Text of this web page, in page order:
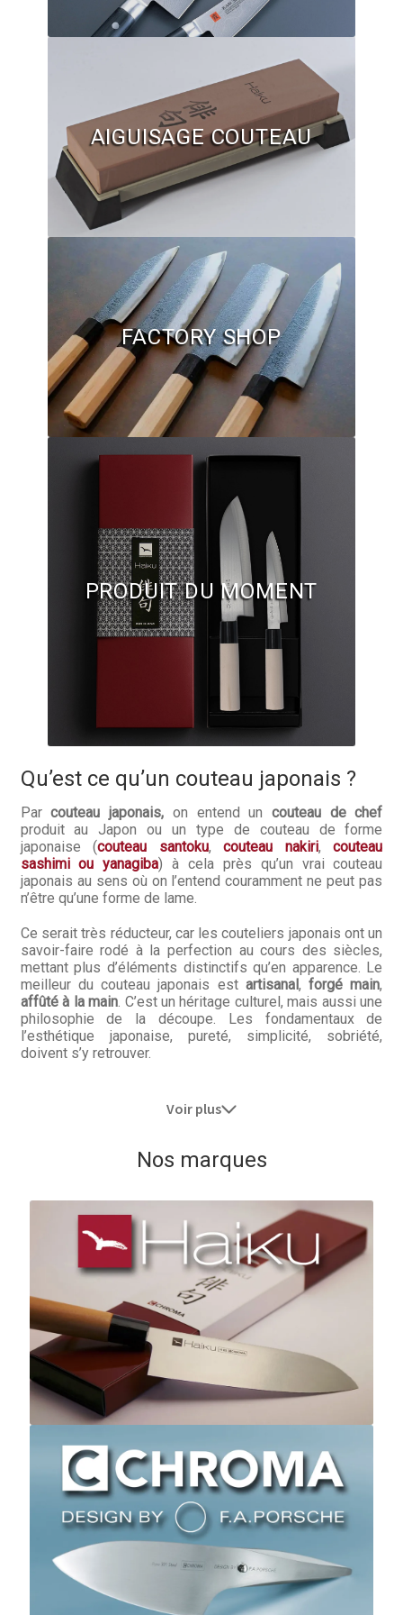
Mentions légales
Mon Compte
Partenaires
Politique de confidentialité
Politique en matière de remboursements et de retours
Questions / Réponses
Revue de presse
Téléchargements
Thank you for booking
Trouver mon magasin
AIGUISAGE COUTEAU
FACTORY SHOP
PRODUIT DU MOMENT
Qu’est ce qu’un couteau japonais ?
Parcouteau japonais, on entend un couteau de chef
produit au Japon ou un type de couteau de forme
japonaise (couteau santoku,couteau nakiri,couteau
sashimi ou yanagiba) à cela près qu’un vrai couteau
japonais au sens où on l’entend couramment ne peut pas
n’être qu’une forme de lame.
Ce serait très réducteur, car les couteliers japonais ont un
savoir-faire rodé à la perfection au cours des siècles,
mettant plus d’éléments distinctifs qu’en apparence. Le
meilleur du couteau japonais est artisanal ,forgé main,
affûté à la main. C’est un héritage culturel, mais aussi une
philosophie de la découpe. Les fondamentaux de
l’esthétique japonaise, pureté, simplicité, sobriété,
doivent s’y retrouver.
Voir plus
Nos marques